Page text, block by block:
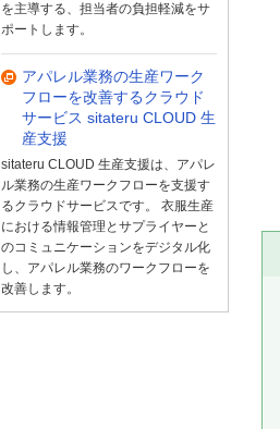
を主導する、担当者の負担軽減をサ
ポートします。
アパレル業務の生産ワーク
フローを改善するクラウド
サービス sitateru CLOUD 生
産支援
sitateru CLOUD 生産支援は、アパレ
ル業務の生産ワークフローを支援す
るクラウドサービスです。 衣服生産
における情報管理とサプライヤーと
のコミュニケーションをデジタル化
し、アパレル業務のワークフローを
改善します。